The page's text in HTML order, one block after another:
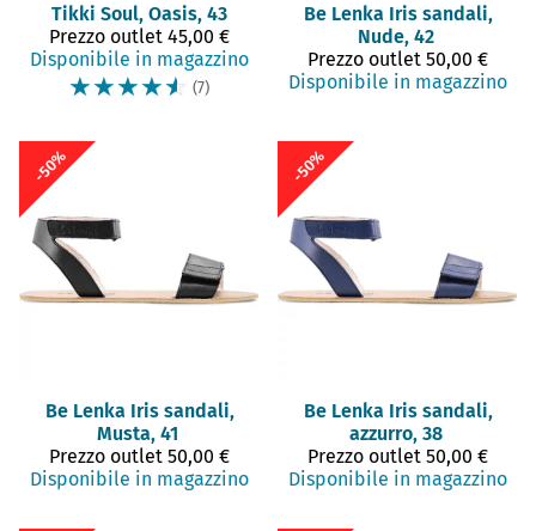
Tikki Soul, Oasis, 43
Prezzo outlet45,00 €
Disponibile in magazzino
☆☆☆☆☆ (7)
Be Lenka Iris sandali,
Nude, 42
Prezzo outlet50,00 €
Disponibile in magazzino
-50%
Be Lenka Iris sandali,
Musta, 41
Prezzo outlet50,00 €
Disponibile in magazzino
-50%
Be Lenka Iris sandali,
azzurro, 38
Prezzo outlet50,00 €
Disponibile in magazzino